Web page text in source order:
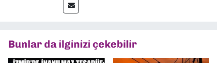
editörlük görevini de üstleniyorum.
Bunlar da ilginizi çekebilir